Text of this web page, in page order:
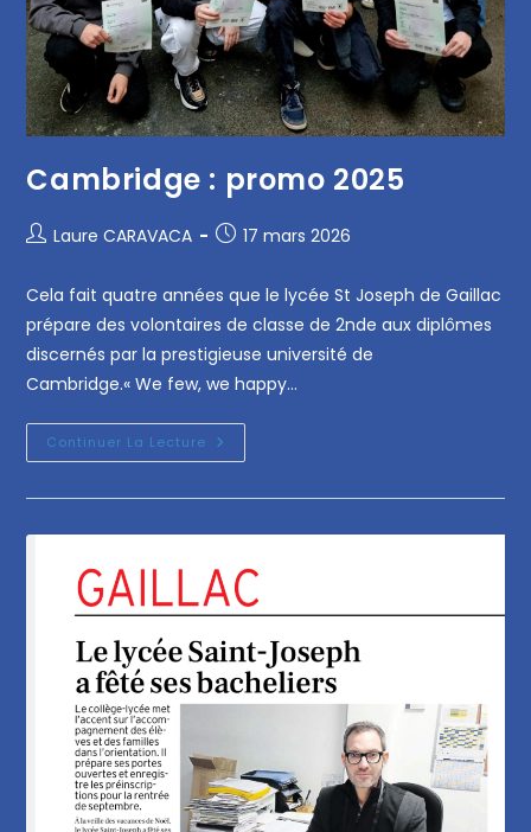
Cambridge : promo 2025
Laure CARAVACA 17 mars 2026
Cela fait quatre années que le lycée St Joseph de Gaillac
prépare des volontaires de classe de 2nde aux diplômes
discernés par la prestigieuse université de
Cambridge.« We few, we happy…
Continuer La Lecture